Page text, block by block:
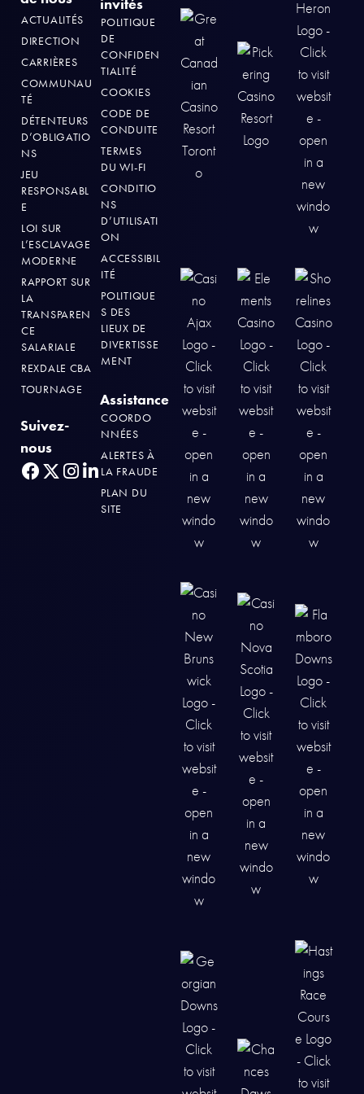
ACTUALITÉS
DIRECTION
CARRIÈRES
COMMUNAU
TÉ
DÉTENTEURS
D’OBLIGATIO
NS
JEU
RESPONSABL
E
LOI SUR
L’ESCLAVAGE
MODERNE
RAPPORT SUR
LA
TRANSPAREN
CE
SALARIALE
REXDALE CBA
TOURNAGE
Suivez-
nous
invités
POLITIQUE
DE
CONFIDEN
TIALITÉ
COOKIES
CODE DE
CONDUITE
TERMES
DU WI-FI
CONDITIO
NS
D’UTILISATI
ON
ACCESSIBIL
ITÉ
POLITIQUE
S DES
LIEUX DE
DIVERTISSE
MENT
Assistance
COORDO
NNÉES
ALERTES À
LA FRAUDE
PLAN DU
SITE